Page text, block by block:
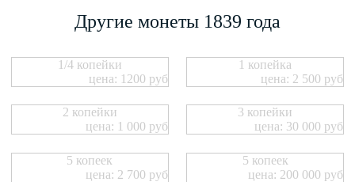
Другие монеты 1839 года
1/4 копейки
цена: 1200 руб
1 копейка
цена: 2 500 руб
2 копейки
цена: 1 000 руб
3 копейки
цена: 30 000 руб
5 копеек
цена: 2 700 руб
5 копеек
цена: 200 000 руб